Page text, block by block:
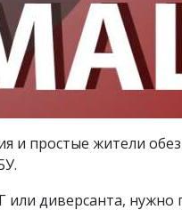
и простые жители
диверсанта, нужно